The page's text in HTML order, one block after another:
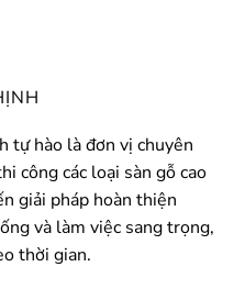
tự hào là đơn vị chuyên
công các loại sàn gỗ cao
giải pháp hoàn thiện
và làm việc sang trọng,
thời gian.